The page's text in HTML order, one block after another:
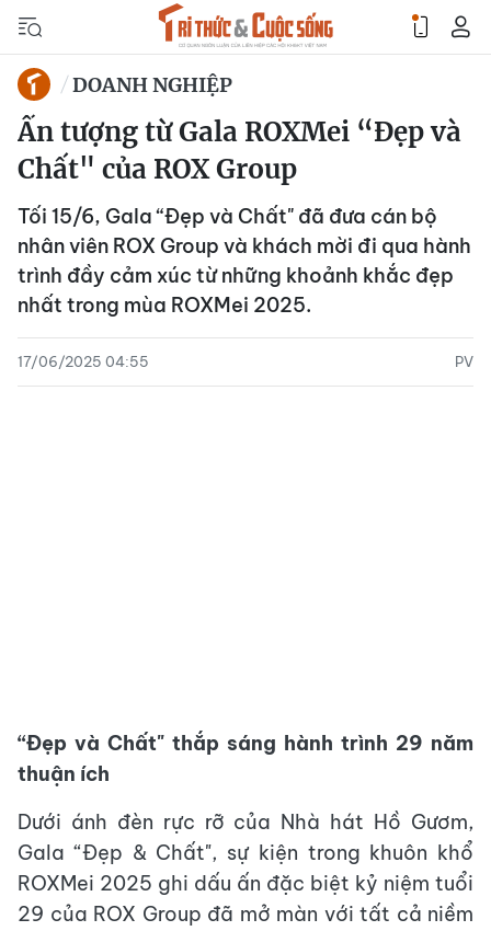
DOANH NGHIỆP
Ấn tượng từ Gala ROXMei “Đẹp và
Chất" của ROX Group
Tối 15/6, Gala “Đẹp và Chất" đã đưa cán bộ
nhân viên ROX Group và khách mời đi qua hành
trình đầy cảm xúc từ những khoảnh khắc đẹp
nhất trong mùa ROXMei 2025.
17/06/2025 04:55 PV
“Đẹp và Chất" thắp sáng hành trình 29 năm
thuận ích
Dưới ánh đèn rực rỡ của Nhà hát Hồ Gươm,
Gala “Đẹp & Chất", sự kiện trong khuôn khổ
ROXMei 2025 ghi dấu ấn đặc biệt kỷ niệm tuổi
29 của ROX Group đã mở màn với tất cả niềm